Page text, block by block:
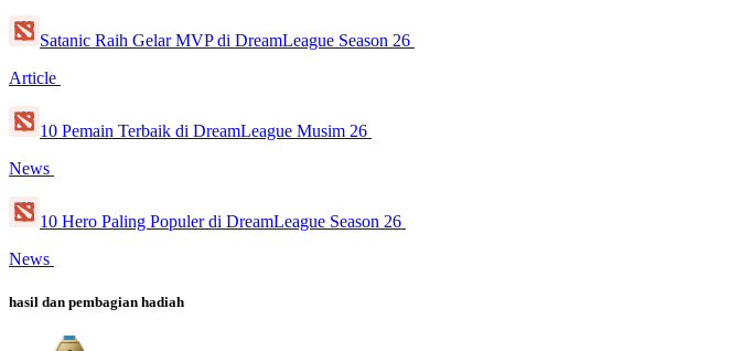
Satanic Raih Gelar MVP di DreamLeague Season 26
Article
10 Pemain Terbaik di DreamLeague Musim 26
News
10 Hero Paling Populer di DreamLeague Season 26
News
hasil dan pembagian hadiah